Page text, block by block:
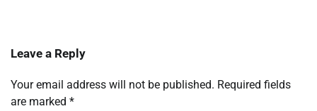
Leave a Reply
Your email address will not be published. Required fields
are marked *